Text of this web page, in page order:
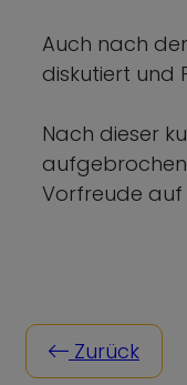
Auch nach
diskutiert und
Nach dieser
Vorfreude auf
Zurück